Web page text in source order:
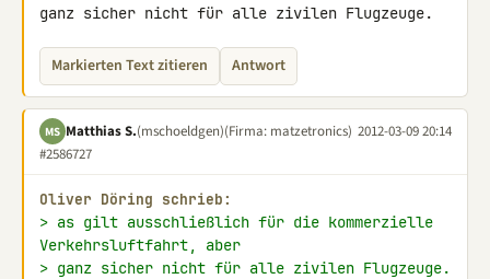
ganz sicher nicht für alle zivilen Flugzeuge.
Markierten Text zitieren Antwort
MS Matthias S.(mschoeldgen)(Firma: matzetronics) 2012-03-09 20:14
#2586727
Oliver Döring schrieb:
> as gilt ausschließlich für die kommerzielle
Verkehrsluftfahrt, aber
> ganz sicher nicht für alle zivilen Flugzeuge.